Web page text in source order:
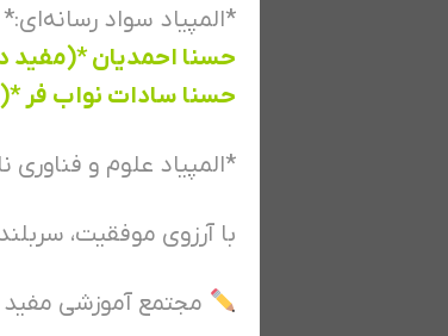
*المپیاد سواد
حسنا احمدیان *(مفید
حسنا سادات نواب فر
*المپیاد علوم و فناوری
با آرزوی موفقیت،
مجتمع آموزشی مفید